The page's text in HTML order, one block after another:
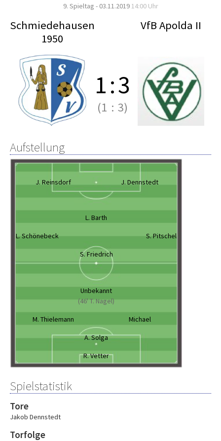
9. Spieltag - 03.11.2019 14:00 Uhr
Schmiedehausen
1950
VfB Apolda II
1:3
(1 : 3)
Aufstellung
J. Reinsdorf J. Dennstedt
L. Barth
L. Schönebeck S. Pitschel
S. Friedrich
Unbekannt
(46' T. Nagel)
M. Thielemann Michael
A. Solga
R. Vetter
Spielstatistik
Tore
Jakob Dennstedt
Torfolge